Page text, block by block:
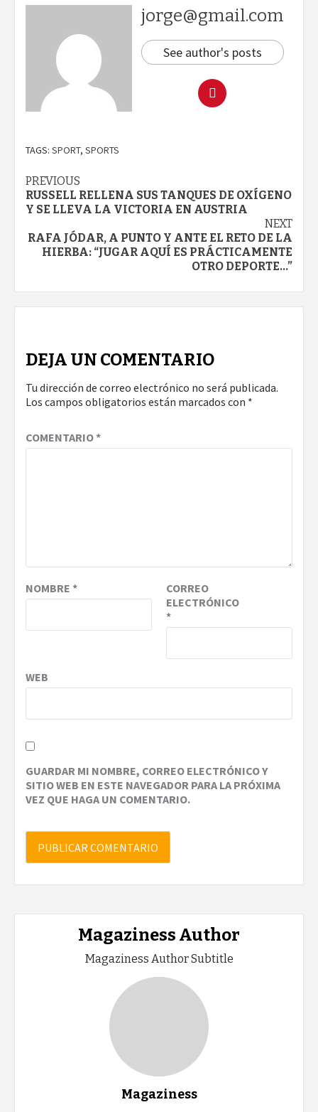
jorge@gmail.com
See author's posts
TAGS: SPORT, SPORTS
Continue
Reading
PREVIOUS
RUSSELL RELLENA SUS TANQUES DE OXÍGENO
Y SE LLEVA LA VICTORIA EN AUSTRIA
NEXT
RAFA JÓDAR, A PUNTO Y ANTE EL RETO DE LA
HIERBA: “JUGAR AQUÍ ES PRÁCTICAMENTE
OTRO DEPORTE…”
DEJA UN COMENTARIO
Tu dirección de correo electrónico no será publicada.
Los campos obligatorios están marcados con *
COMENTARIO*
NOMBRE *
CORREO
ELECTRÓNICO
*
WEB
GUARDAR MI NOMBRE, CORREO ELECTRÓNICO Y
SITIO WEB EN ESTE NAVEGADOR PARA LA PRÓXIMA
VEZ QUE HAGA UN COMENTARIO.
Magaziness Author
Magaziness Author Subtitle
Magaziness